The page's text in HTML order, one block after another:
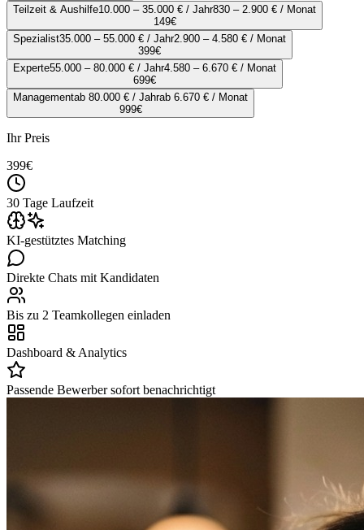
Teilzeit & Aushilfe10.000 – 35.000 € / Jahr830 – 2.900 € / Monat
149€
Spezialist35.000 – 55.000 € / Jahr2.900 – 4.580 € / Monat
399€
Experte55.000 – 80.000 € / Jahr4.580 – 6.670 € / Monat
699€
Managementab 80.000 € / Jahrab 6.670 € / Monat
999€
Ihr Preis
399€
30 Tage Laufzeit
KI-gestütztes Matching
Direkte Chats mit Kandidaten
Bis zu 2 Teamkollegen einladen
Dashboard & Analytics
Passende Bewerber sofort benachrichtigt